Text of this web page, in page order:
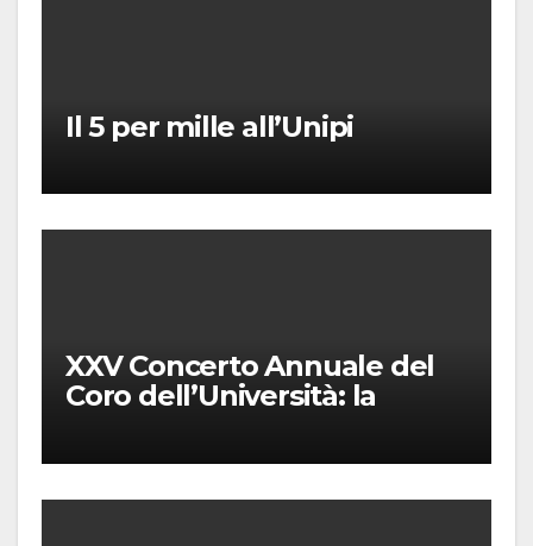
Il 5 per mille all’Unipi
XXV Concerto Annuale del
Coro dell’Università: la
Puccini